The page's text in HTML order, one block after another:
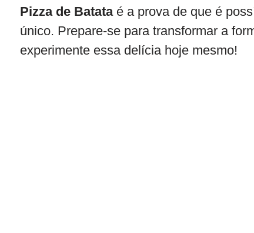
Pizza de Batataé a prova de que é
único. Prepare-se para transformar a
experimente essa delícia hoje mesmo!